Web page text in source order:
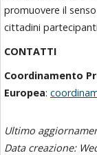
promuovere il
cittadini
CONTATTI
Coordinamento
Europea:
Ultimo
Data creazione: